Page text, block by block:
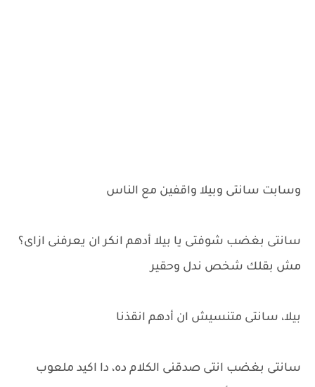
وسابت سانتى وبيلا واقفين مع الناس
سانتى بغضب شوفتى يا بيلا أدهم انكر ان يعرفنى ازاى؟
مش بقلك شخص ندل وحقير
بيلا، سانتى متنسيش ان أدهم انقذنا
سانتى بغضب انتى صدقنى الكلام ده، دا اكيد ملعوب